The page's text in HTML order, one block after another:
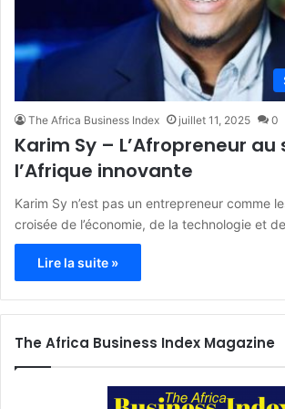
The Africa Business Index juillet 11, 2025 0
Karim Sy – L’Afropreneur au
l’Afrique innovante
Karim Sy n’est pas un entrepreneur comme
croisée de l’économie, de la technologie et
Lire la suite »
The Africa Business Index Magazine